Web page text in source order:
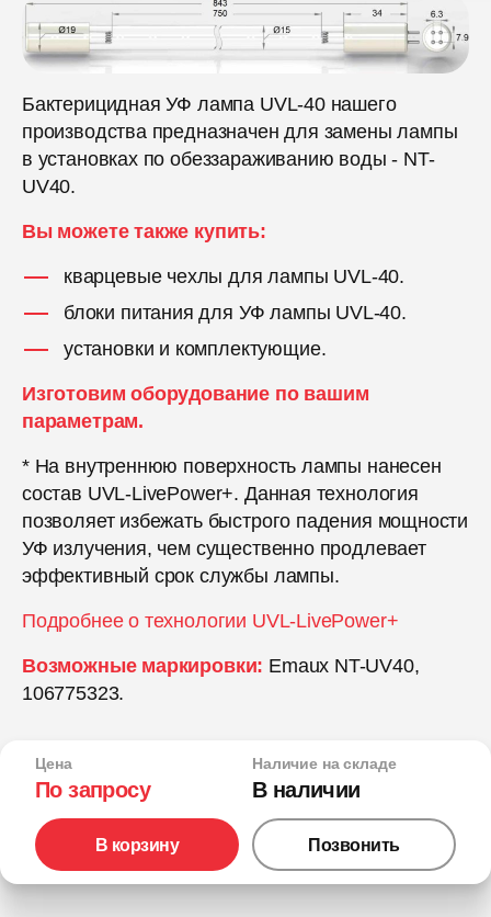
Бактерицидная УФ лампа UVL-40 нашего
производства предназначен для замены лампы
в установках по обеззараживанию воды - NT-
UV40.
Вы можете также купить:
кварцевые чехлы для лампы UVL-40.
блоки питания для УФ лампы UVL-40.
установки и комплектующие.
Изготовим оборудование по вашим
параметрам.
* На внутреннюю поверхность лампы нанесен
состав UVL-LivePower+. Данная технология
позволяет избежать быстрого падения мощности
УФ излучения, чем существенно продлевает
эффективный срок службы лампы.
Подробнее о технологии UVL-LivePower+
Возможные маркировки: Emaux NT-UV40,
106775323.
Цена
По запросу
Наличие на складе
В наличии
В корзину Позвонить